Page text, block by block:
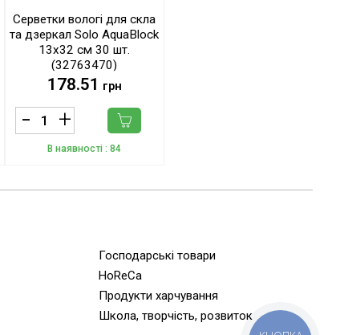
Серветки вологі для скла
та дзеркал Solo AquaBlock
13х32 см 30 шт.
(32763470)
178.51 грн
В наявності: 84
Господарські товари
HoReCa
Продукти харчування
Школа, творчість, розвиток